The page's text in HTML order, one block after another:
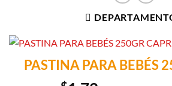
PASTINA PARA BEBÉS